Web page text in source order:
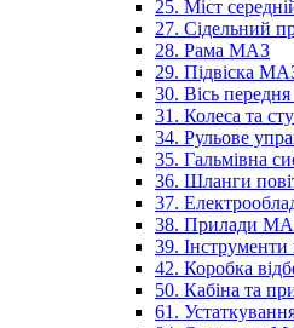
25. Міст
27. Сідельний
28. Рама МАЗ
29. Підвіска
30. Вісь
31. Колеса та
34. Рульове
35. Гальмівна
36. Шланги
37.
38. Прилади
39.
42. Коробка
50. Кабіна та
61.